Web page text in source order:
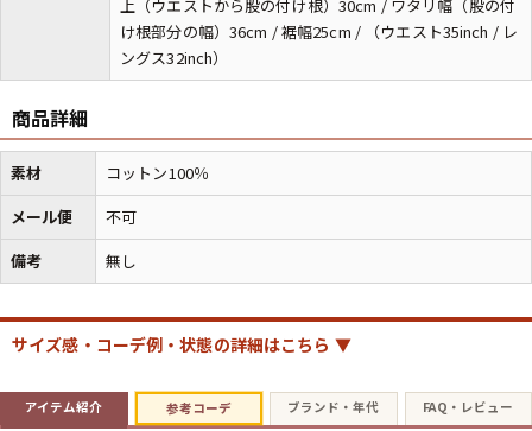
上（ウエストから股の付け根）30cm / ワタリ幅（股の付
け根部分の幅）36cm / 裾幅25cm / （ウエスト35inch / レ
ングス32inch）
商品詳細
素材
コットン100％
メール便
不可
備考
無し
サイズ感・コーデ例・状態の詳細はこちら ▼
アイテム紹介 参考コーデ ブランド・年代 FAQ・レビュー